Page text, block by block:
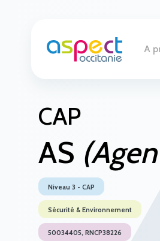
A
AS
CAP
Niveau 3 - CAP
Sécurité & Environnement
50034405, RNCP38226